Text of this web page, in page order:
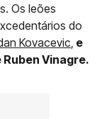
Os leões
do
Kovacevic, e
Vinagre.